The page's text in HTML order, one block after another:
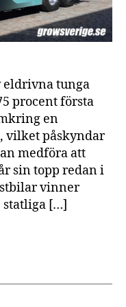
eldrivna tunga
procent första
en
vilket påskyndar
medföra att
sin topp redan i
vinner
statliga […]